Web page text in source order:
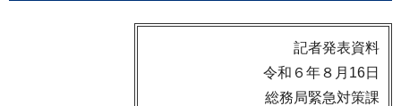
記者発表資料
令和６年８月16日
総務局緊急対策課